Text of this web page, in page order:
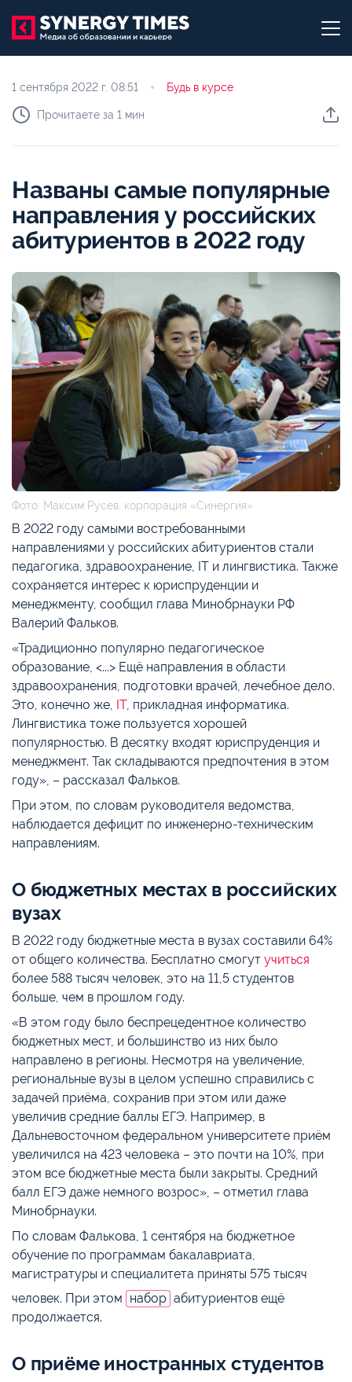
1 сентября 2022 г. 08:51 Будь в курсе
Прочитаете за 1 мин
Названы самые популярные
направления у российских
абитуриентов в 2022 году
Фото: Максим Русев, корпорация «Синергия»
В 2022 году самыми востребованными
направлениями у российских абитуриентов стали
педагогика, здравоохранение, IT и лингвистика. Также
сохраняется интерес к юриспруденции и
менеджменту, сообщил глава Минобрнауки РФ
Валерий Фальков.
«Традиционно популярно педагогическое
образование, <...> Ещё направления в области
здравоохранения, подготовки врачей, лечебное дело.
Это, конечно же, IT, прикладная информатика.
Лингвистика тоже пользуется хорошей
популярностью. В десятку входят юриспруденция и
менеджмент. Так складываются предпочтения в этом
году», – рассказал Фальков.
При этом, по словам руководителя ведомства,
наблюдается дефицит по инженерно-техническим
направлениям.
О бюджетных местах в российских
вузах
В 2022 году бюджетные места в вузах составили 64%
от общего количества. Бесплатно смогут учиться
более 588 тысяч человек, это на 11,5 студентов
больше, чем в прошлом году.
«В этом году было беспрецедентное количество
бюджетных мест, и большинство из них было
направлено в регионы. Несмотря на увеличение,
региональные вузы в целом успешно справились с
задачей приёма, сохранив при этом или даже
увеличив средние баллы ЕГЭ. Например, в
Дальневосточном федеральном университете приём
увеличился на 423 человека – это почти на 10%, при
этом все бюджетные места были закрыты. Средний
балл ЕГЭ даже немного возрос», – отметил глава
Минобрнауки.
По словам Фалькова, 1 сентября на бюджетное
обучение по программам бакалавриата,
магистратуры и специалитета приняты 575 тысяч
человек. При этом набор абитуриентов ещё
продолжается.
О приёме иностранных студентов